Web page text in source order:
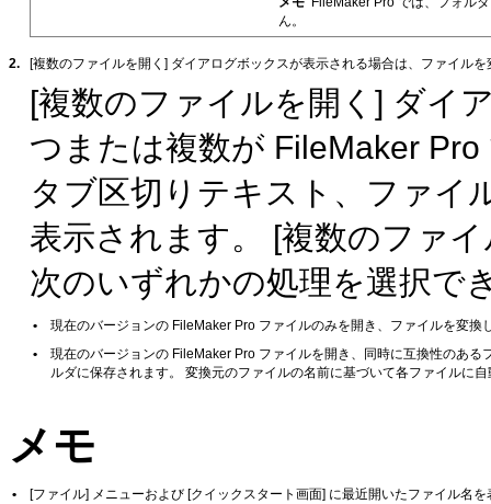
ん。
2. [複数のファイルを開く] ダイアログボックスが表示される場合は、ファイル
[複数のファイルを開く] ダイ
つまたは複数が FileMaker
タブ区切りテキスト、ファイ
表示されます。 [複数のファ
次のいずれかの処理を選択で
•
現在のバージョンの FileMaker Pro ファイルのみを開き、ファイルを変換
•
現在のバージョンの FileMaker Pro ファイルを開き、同時に互換性のあ
ルダに保存されます。 変換元のファイルの名前に基づいて各ファイルに
メモ
•
[ファイル] メニューおよび [クイックスタート画面] に最近開いたファイル名